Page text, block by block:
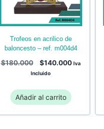
trofeos en acrilico de
baloncesto – ref. m004d4
$180.000 $140.000 Iva
Incluido
Añadir al carrito